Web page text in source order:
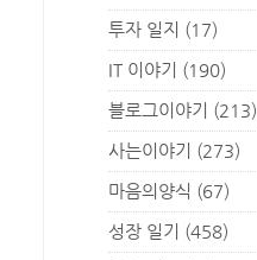
투자 일지 (17)
IT 이야기 (190)
블로그이야기 (213)
사는이야기 (273)
마음의양식 (67)
성장 일기 (458)